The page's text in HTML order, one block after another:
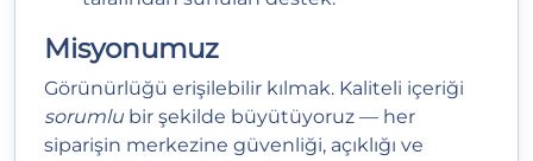
Misyonumuz
Görünürlüğü erişilebilir kılmak. Kaliteli içeriği
sorumlu bir şekilde büyütüyoruz — her
siparişin merkezine güvenliği, açıklığı ve